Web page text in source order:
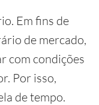
Em fins de
de mercado,
com condições
Por isso,
de tempo.